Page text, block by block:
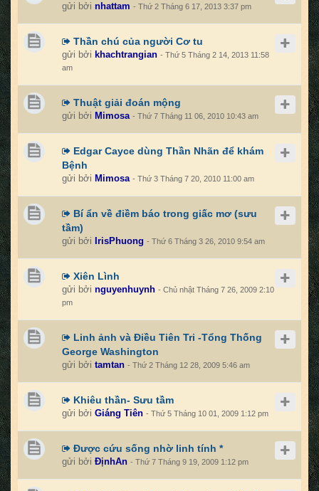
gửi bởi nhattam - Thứ 2 Tháng 6 17, 2013 3:37 pm
Thần chú của người Cơ tu
gửi bởi khachtrangian - Thứ 5 Tháng 2 14, 2013 11:58
am
Thuật giải đoán mộng
gửi bởi Mimosa - Thứ 7 Tháng 11 06, 2010 10:43 am
Edgar Cayce dùng Thần Nhãn để khám
Bệnh
gửi bởi Mimosa - Thứ 3 Tháng 7 20, 2010 11:00 am
Bí ẩn về điềm báo trong giấc mơ (sưu
tầm)
gửi bởi IrisPhuong - Thứ 6 Tháng 3 26, 2010 9:54 am
Xiên Lình
gửi bởi nguyenhuynh - Chủ nhật Tháng 7 26, 2009 2:10
pm
Linh ảnh và Điều Tiên Tri -Tổng Thống
George Washington
gửi bởi tamtan - Thứ 2 Tháng 12 28, 2009 5:46 am
Khiêu thần- Sưu tầm
gửi bởi Giáng Tiên - Thứ 5 Tháng 10 01, 2009 1:12 pm
Được cứu sống nhờ linh tính *
gửi bởi ĐịnhAn - Thứ 7 Tháng 9 19, 2009 1:12 pm